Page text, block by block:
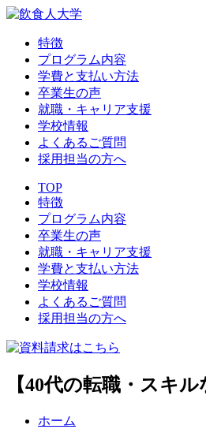
特徴
プログラム内容
学費と支払い方法
卒業生の声
就職・キャリア支援
学校情報
よくあるご質問
採用担当の方へ
TOP
特徴
プログラム内容
卒業生の声
就職・キャリア支援
学費と支払い方法
学校情報
よくあるご質問
採用担当の方へ
【40代の転職・スキ
ホーム